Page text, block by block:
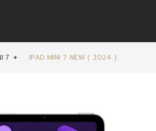
7 IPAD MINI 7 NEW ( 2024 )